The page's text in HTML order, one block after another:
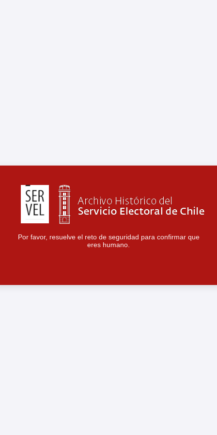
Por favor, resuelve el reto de seguridad para confirmar que
eres humano.